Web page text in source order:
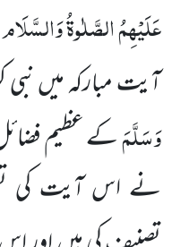
عَلَیْہِمُ الصَّلٰوۃُ وَالسَّلَام
آیت مبارکہ میں نبی
وَسَلَّمَکے عظیم
نے اس آیت کی